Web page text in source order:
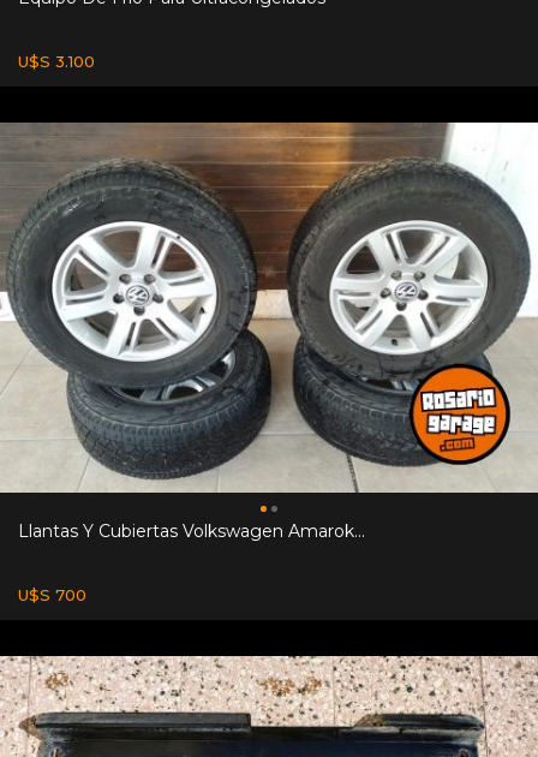
U$S 3.100
Llantas Y Cubiertas Volkswagen Amarok...
U$S 700